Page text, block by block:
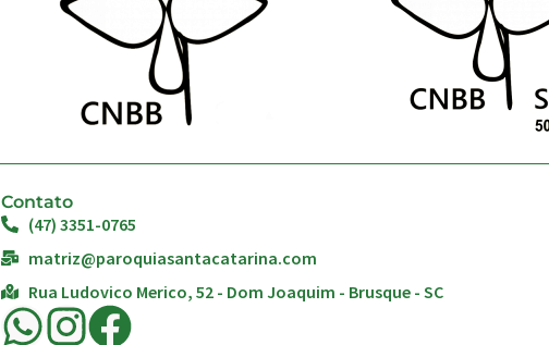
Contato
(47) 3351-0765
matriz@paroquiasantacatarina.com
Rua Ludovico Merico, 52 - Dom Joaquim - Brusque - SC